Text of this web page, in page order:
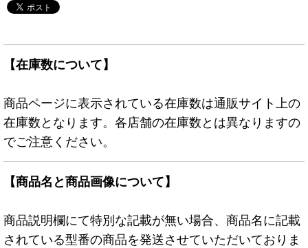
【在庫数について】
商品ページに表示されている在庫数は通販サイト上の
在庫数となります。各店舗の在庫数とは異なりますの
でご注意ください。
【商品名と商品画像について】
商品説明欄にて特別な記載が無い場合、商品名に記載
されている型番の商品を発送させていただいておりま